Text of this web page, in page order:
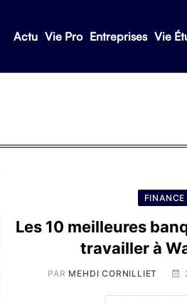
Actu Vie Pro Entreprises Vie
FINANCE
Les 10 meilleures
travailler à
PAR MEHDI CORNILLIET